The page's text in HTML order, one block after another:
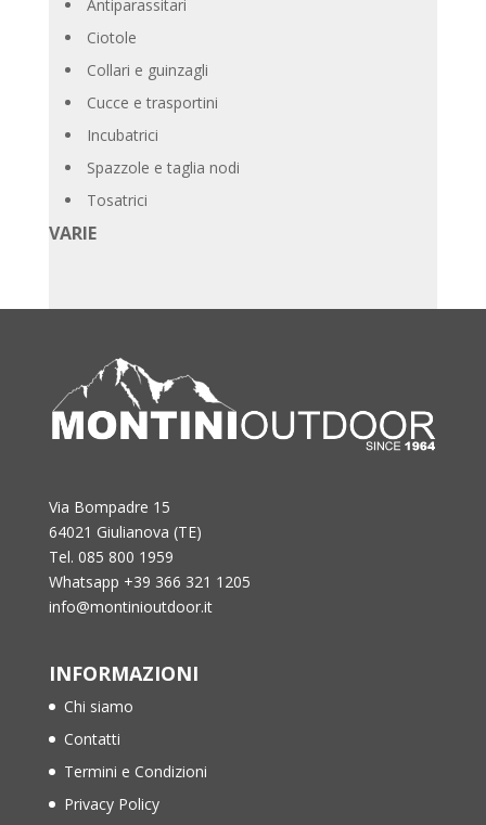
Antiparassitari
Ciotole
Collari e guinzagli
Cucce e trasportini
Incubatrici
Spazzole e taglia nodi
Tosatrici
VARIE
Via Bompadre 15
64021 Giulianova (TE)
Tel. 085 800 1959
Whatsapp +39 366 321 1205
info@montinioutdoor.it
INFORMAZIONI
Chi siamo
Contatti
Termini e Condizioni
Privacy Policy